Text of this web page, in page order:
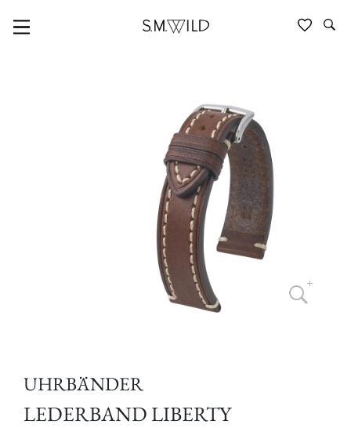
UHRBÄNDER
LEDERBAND LIBERTY